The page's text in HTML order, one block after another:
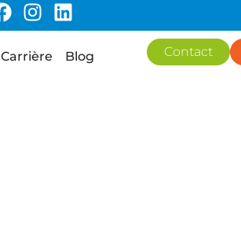
Carrière Blog Contact